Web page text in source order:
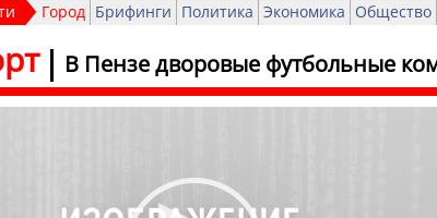
Город Брифинги Политика Экономика Общество
В Пензе дворовые футбольные